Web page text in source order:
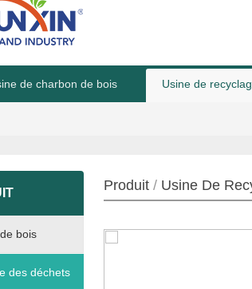
de charbon de bois Usine de
Produit / Usine De
bois
des déchets